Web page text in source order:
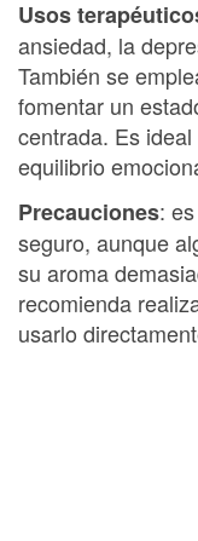
Usos
ansiedad, la
También se
fomentar un
centrada. Es
equilibrio
Precauciones:
seguro, aunque
su aroma
recomienda
usarlo